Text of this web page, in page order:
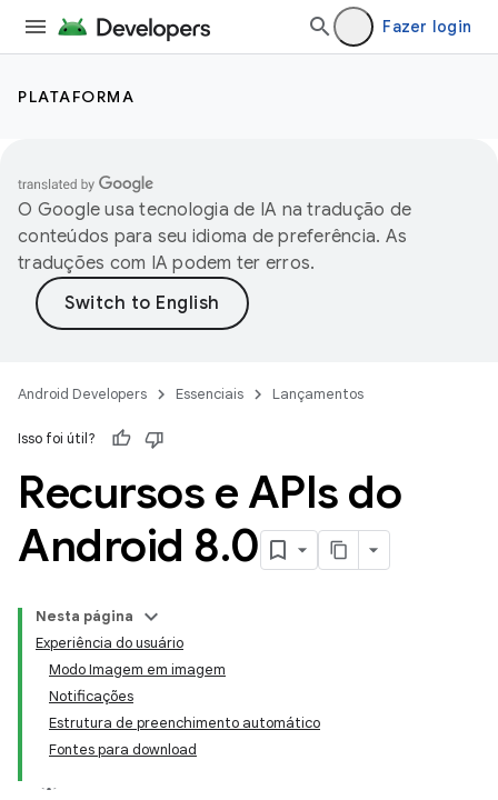
Fazer login
PLATAFORMA
O Google usa tecnologia de IA na tradução de
conteúdos para seu idioma de preferência. As
traduções com IA podem ter erros.
Android Developers Essenciais Lançamentos
Isso foi útil?
Recursos e APIs do
Android 8.0
Nesta página
Experiência do usuário
Modo Imagem em imagem
Notificações
Estrutura de preenchimento automático
Fontes para download